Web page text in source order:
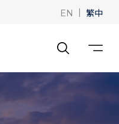
EN | 繁中